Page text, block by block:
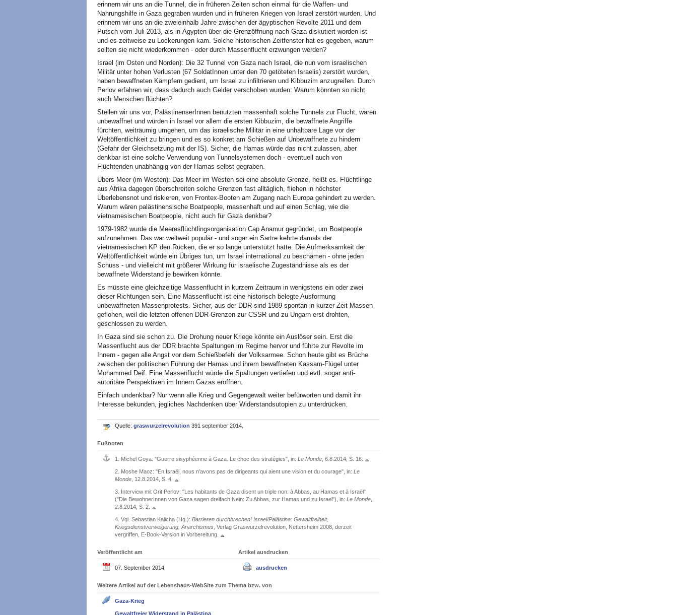
erinnern wir uns an die Tunnel, die in früheren Zeiten schon einmal für die Waffen- und
Nahrungshilfe in Gaza gegraben wurden und in früheren Kriegen von Israel zerstört wurden. Und
erinnern wir uns an die zweieinhalb Jahre zwischen der ägyptischen Revolte 2011 und dem
Putsch vom Juli 2013, als in Ägypten über die Grenzöffnung nach Gaza diskutiert worden ist
und es zeitweise zu Lockerungen kam. Solche historischen Zeitfenster hat es gegeben, warum
sollten sie nicht wiederkommen - oder durch Massenflucht erzwungen werden?
Israel (im Osten und Norden): Die 32 Tunnel von Gaza nach Israel, die nun vom israelischen
Militär unter hohen Verlusten (67 SoldatInnen unter den 70 getöteten Israelis) zerstört wurden,
haben bewaffneten Kämpfern gedient, um Israel zu infiltrieren und Kibbuzim anzugreifen. Durch
Perlov erfahren wir, dass dadurch auch Gelder verschoben wurden: Warum könnten so nicht
auch Menschen flüchten?
Stellen wir uns vor, PalästinenserInnen benutzten massenhaft solche Tunnels zur Flucht, wären
unbewaffnet und würden in Israel vor allem die ersten Kibbuzim, die bewaffnete Angriffe
fürchten, weiträumig umgehen, um das israelische Militär in eine unhaltbare Lage vor der
Weltöffentlichkeit zu bringen und es so konkret am Schießen auf Unbewaffnete zu hindern
(Gefahr der Gleichsetzung mit der IS). Sicher, die Hamas würde das nicht zulassen, aber
denkbar ist eine solche Verwendung von Tunnelsystemen doch - eventuell auch von
Flüchtenden unabhängig von der Hamas selbst gegraben.
Übers Meer (im Westen): Das Meer im Westen sei eine absolute Grenze, heißt es. Flüchtlinge
aus Afrika dagegen überschreiten solche Grenzen fast alltäglich, fliehen in höchster
Überlebensnot und riskieren, von Frontex-Booten am Zugang nach Europa gehindert zu werden.
Warum wären palästinensische Boatpeople, massenhaft und auf einen Schlag, wie die
vietnamesischen Boatpeople, nicht auch für Gaza denkbar?
1979-1982 wurde die Meeresflüchtlingsorganisation Cap Anamur gegründet, um Boatpeople
aufzunehmen. Das war weltweit populär - und sogar ein Sartre kehrte damals der
vietnamesischen KP den Rücken, die er so lange unterstützt hatte. Die Aufmerksamkeit der
Weltöffentlichkeit würde ein Übriges tun, um Israel international zu beschämen - ohne jeden
Schuss - und vielleicht mit größerer Wirkung für israelische Zugeständnisse als es der
bewaffnete Widerstand je bewirken könnte.
Es müsste eine gleichzeitige Massenflucht in kurzem Zeitraum in wenigstens ein oder zwei
dieser Richtungen sein. Eine Massenflucht ist eine historisch belegte Ausformung
unbewaffneten Massenprotests. Sicher, aus der DDR sind 1989 spontan in kurzer Zeit Massen
geflohen, weil die letzten offenen DDR-Grenzen zur CSSR und zu Ungarn erst drohten,
geschlossen zu werden.
In Gaza sind sie schon zu. Die Drohung neuer Kriege könnte ein Auslöser sein. Erst die
Massenflucht aus der DDR brachte Spaltungen im Regime hervor und führte zur Revolte im
Innern - gegen alle Angst vor dem Schießbefehl der Volksarmee. Schon heute gibt es Brüche
zwischen der politischen Führung der Hamas und ihrem bewaffneten Kassam-Flügel unter
Mohammed Deif. Eine Massenflucht würde die Spaltungen vertiefen und evtl. sogar anti-
autoritäre Perspektiven im Innern Gazas eröffnen.
Einfach undenkbar? Nur wenn alle Krieg und Gegengewalt weiter befürworten und damit ihr
Interesse bekunden, jegliches Nachdenken über Widerstandsutopien zu unterdrücken.
Quelle: graswurzelrevolution 391 september 2014.
Fußnoten
1. Michel Goya: "Guerre sisyphéenne à Gaza. Le choc des stratégies", in: Le Monde , 6.8.2014, S. 16.
2. Moshe Maoz: "En Israël, nous n’avons pas de dirigeants qui aient une vision et du courage", in: Le
Monde , 12.8.2014, S. 4.
3.
Interview mit Orit Perlov: "Les habitants de Gaza disent un triple non: à Abbas, au Hamas et à Israël"
("Die BewohnerInnen von Gaza sagen dreifach Nein: Zu Abbas, zur Hamas und zu Israel"), in: Le Monde
2.8.2014, S. 2.
4. Vgl. Sebastian Kalicha (Hg.): Barrieren durchbrechen! Israel/Palästina: Gewaltfreiheit,
Kriegsdienstverweigerung, Anarchismus , Verlag Graswurzelrevolution, Nettersheim 2008, derzeit
vergriffen, E-Book-Version in Vorbereitung.
Veröffentlicht am
07. September 2014
Artikel ausdrucken
ausdrucken
Weitere Artikel auf der Lebenshaus-WebSite zum Thema bzw. von
Gaza-Krieg
Gewaltfreier Widerstand in Palästina